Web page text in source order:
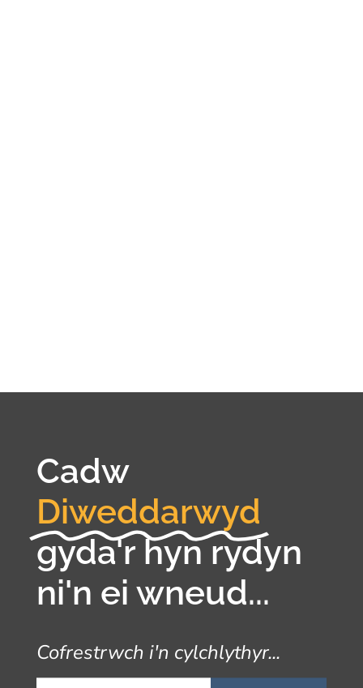
Cadw
Diweddarwyd
gyda'r hyn rydyn
ni'n ei wneud...
Cofrestrwch i'n cylchlythyr...